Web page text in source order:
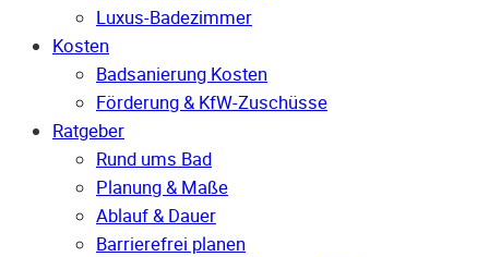
Luxus-Badezimmer
Kosten
Badsanierung Kosten
Förderung & KfW-Zuschüsse
Ratgeber
Rund ums Bad
Planung & Maße
Ablauf & Dauer
Barrierefrei planen